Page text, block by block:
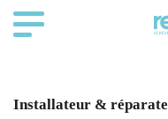
Installateur &